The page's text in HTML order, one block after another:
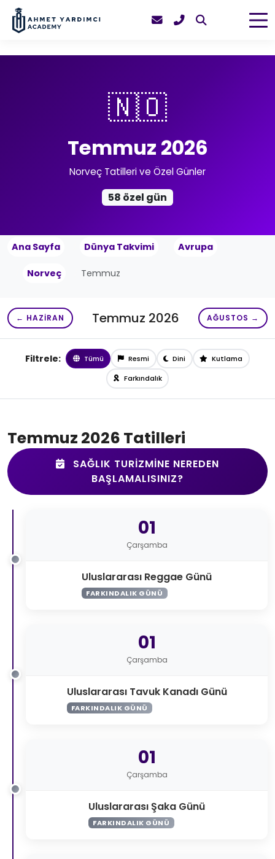
🇳🇴
Temmuz 2026
Norveç Tatilleri ve Özel Günler
58 özel gün
Ana Sayfa Dünya Takvimi Avrupa
Norveç Temmuz
← HAZIRAN Temmuz 2026 AĞUSTOS →
Filtrele: Tümü Resmi Dini Kutlama
Farkındalık
Temmuz 2026 Tatilleri
SAĞLIK TURIZMINE NEREDEN
BAŞLAMALISINIZ?
01
Çarşamba
Uluslararası Reggae Günü
FARKINDALIK GÜNÜ
01
Çarşamba
Uluslararası Tavuk Kanadı Günü
FARKINDALIK GÜNÜ
01
Çarşamba
Uluslararası Şaka Günü
FARKINDALIK GÜNÜ